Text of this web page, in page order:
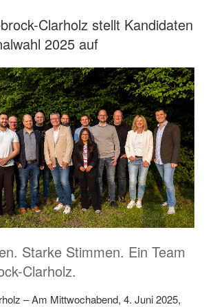
Clarholz stellt Kandidaten
2025 auf
Starke Stimmen. Ein Team
Clarholz.
– Am Mittwochabend, 4. Juni 2025,